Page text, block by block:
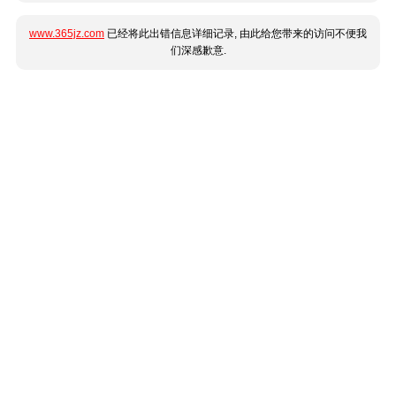
www.365jz.com 已经将此出错信息详细记录, 由此给您带来的访问不便我
们深感歉意.